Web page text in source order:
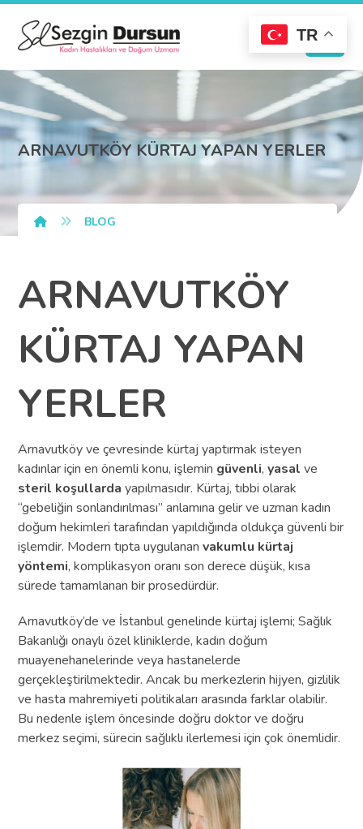
ARNAVUTKÖY KÜRTAJ YAPAN YERLER
BLOG
ARNAVUTKÖY
KÜRTAJ YAPAN
YERLER
Arnavutköy ve çevresinde kürtaj yaptırmak isteyen
kadınlar için en önemli konu, işlemin güvenli,yasal ve
steril koşullarda yapılmasıdır. Kürtaj, tıbbi olarak
“gebeliğin sonlandırılması” anlamına gelir ve uzman kadın
doğum hekimleri tarafından yapıldığında oldukça güvenli bir
işlemdir. Modern tıpta uygulananvakumlu kürtaj
yöntemi, komplikasyon oranı son derece düşük, kısa
sürede tamamlanan bir prosedürdür.
Arnavutköy’de ve İstanbul genelinde kürtaj işlemi; Sağlık
Bakanlığı onaylı özel kliniklerde, kadın doğum
muayenehanelerinde veya hastanelerde
gerçekleştirilmektedir. Ancak bu merkezlerin hijyen, gizlilik
ve hasta mahremiyeti politikaları arasında farklar olabilir.
Bu nedenle işlem öncesinde doğru doktor ve doğru
merkez seçimi, sürecin sağlıklı ilerlemesi için çok önemlidir.
TR